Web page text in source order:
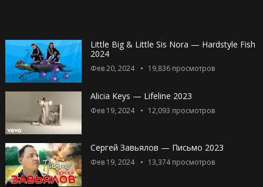
Little Big & Little Sis Nora — Hardstyle Fish
2024
Фев 20, 2024 19,836просмотров
Alicia Keys — Lifeline 2023
Фев 19, 2024 12,093 просмотров
Сергей Завьялов — Письмо 2023
Фев 19, 2024 13,374просмотров